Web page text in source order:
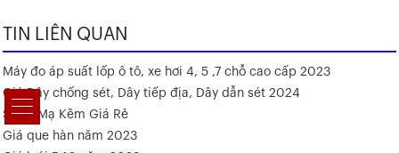
TIN LIÊN QUAN
Máy đo áp suất lốp ô tô, xe hơi 4, 5 ,7 chỗ cao cấp 2023
Giá Dây chống sét, Dây tiếp địa, Dây dẫn sét 2024
Sắt V Mạ Kẽm Giá Rẻ
Giá que hàn năm 2023